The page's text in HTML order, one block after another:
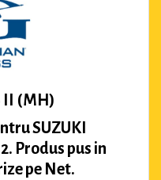
II (MH)
SUZUKI
Produs pus in
pe Net.